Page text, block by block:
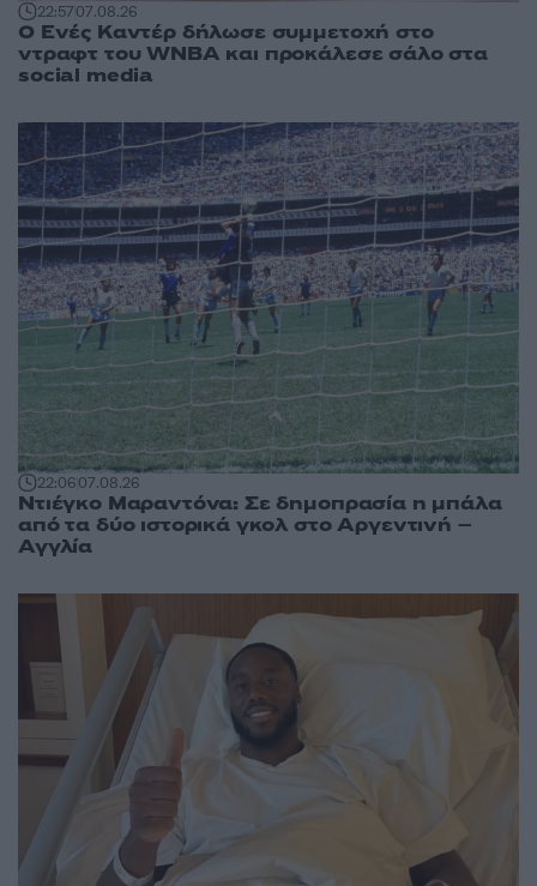
22:5707.08.26
Ο Ενές Καντέρ δήλωσε συμμετοχή στο
ντραφτ του WNBA και προκάλεσε σάλο στα
social media
22:0607.08.26
Ντιέγκο Μαραντόνα: Σε δημοπρασία η μπάλα
από τα δύο ιστορικά γκολ στο Αργεντινή –
Αγγλία